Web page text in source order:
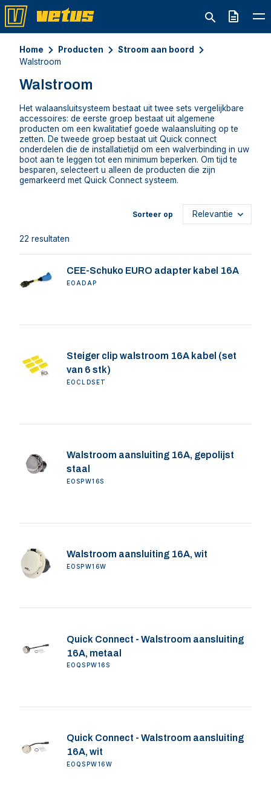
Offerte
Home Producten
Stroom aan boord
Walstroom
Walstroom
Het walaansluitsysteem bestaat uit twee sets vergelijkbare
accessoires: de eerste groep bestaat uit algemene
producten om een kwalitatief goede walaansluiting op te
zetten. De tweede groep bestaat uit Quick connect
onderdelen die de installatietijd om een walverbinding in uw
boot aan te leggen tot een minimum beperken. Om tijd te
besparen, selecteert u alleen de producten die zijn
gemarkeerd met Quick Connect systeem.
22 resultaten
Sorteer op
CEE-Schuko EURO adapter kabel 16A
EOADAP
Steiger clip walstroom 16A kabel (set
van 6 stk)
EOCLDSET
Walstroom aansluiting 16A, gepolijst
staal
EOSPW16S
Walstroom aansluiting 16A, wit
EOSPW16W
Quick Connect - Walstroom aansluiting
16A, metaal
EOQSPW16S
Quick Connect - Walstroom aansluiting
16A, wit
EOQSPW16W